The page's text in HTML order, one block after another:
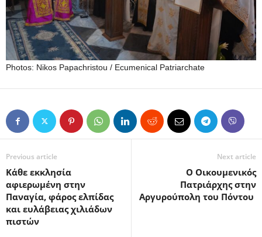
Photos: Nikos Papachristou / Ecumenical Patriarchate
Previous article
Κάθε εκκλησία
αφιερωμένη στην
Παναγία, φάρος ελπίδας
και ευλάβειας χιλιάδων
πιστών
Next article
Ο Οικουμενικός
Πατριάρχης στην
Αργυρούπολη του Πόντου